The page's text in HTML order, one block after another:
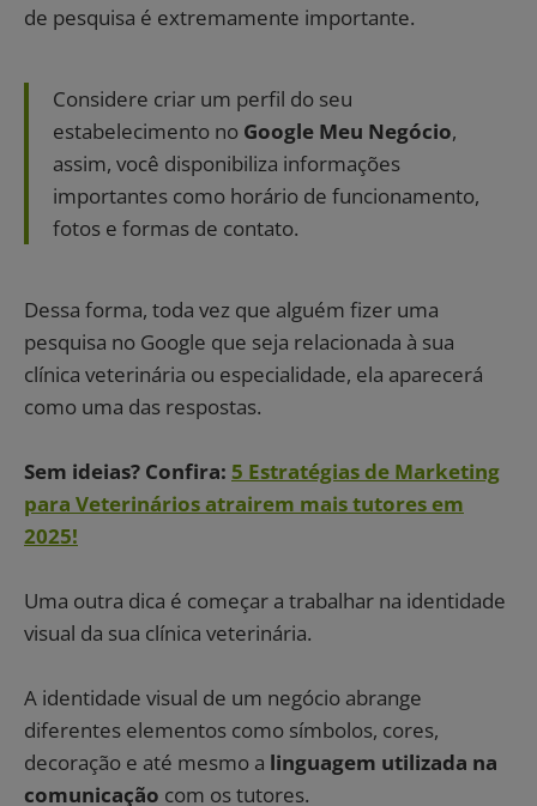
de pesquisa é extremamente importante.
Considere criar um perfil do seu
estabelecimento no Google Meu Negócio,
assim, você disponibiliza informações
importantes como horário de funcionamento,
fotos e formas de contato.
Dessa forma, toda vez que alguém fizer uma
pesquisa no Google que seja relacionada à sua
clínica veterinária ou especialidade, ela aparecerá
como uma das respostas.
Sem ideias? Confira: 5 Estratégias de Marketing
para Veterinários atrairem mais tutores em
2025!
Uma outra dica é começar a trabalhar na identidade
visual da sua clínica veterinária.
A identidade visual de um negócio abrange
diferentes elementos como símbolos, cores,
decoração e até mesmo a linguagem utilizada na
comunicação com os tutores.